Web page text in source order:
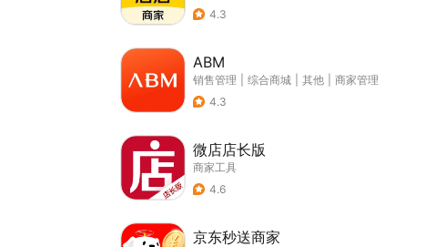
4.3
ABM
销售管理 综合商城 其他
商家管理
4.3
微店店长版
商家工具
4.6
京东秒送商家